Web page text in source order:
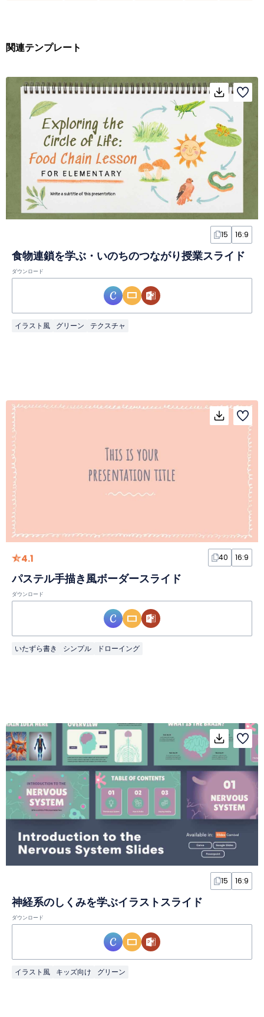
関連テンプレート
15 16:9
食物連鎖を学ぶ・いのちのつながり授業スライド
ダウンロード
イラスト風 グリーン テクスチャ
4.1 40 16:9
パステル手描き風ボーダースライド
ダウンロード
いたずら書き シンプル ドローイング
15 16:9
神経系のしくみを学ぶイラストスライド
ダウンロード
イラスト風 キッズ向け グリーン